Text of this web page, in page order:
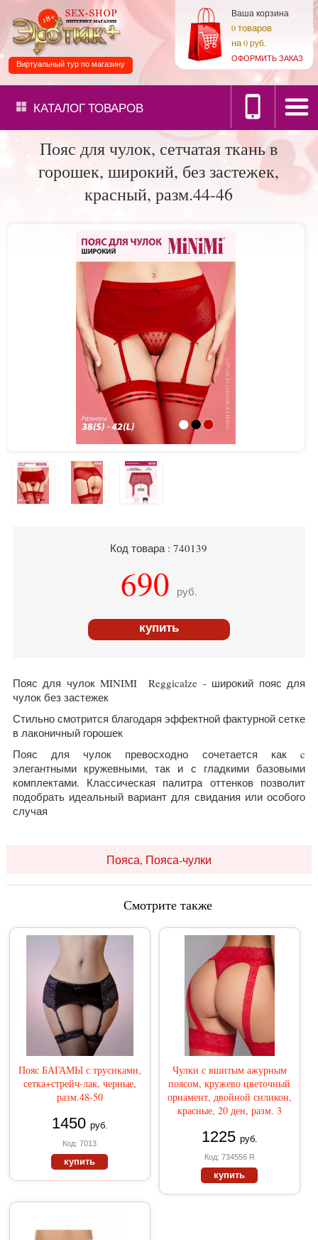
Ваша корзина
0товаров
на0 руб.
ОФОРМИТЬ ЗАКАЗ
Виртуальный тур по магазину
КАТАЛОГТОВАРОВ
Пояс для чулок, сетчатая ткань в
горошек, широкий, без застежек,
красный, разм.44-46
Код товара : 740139
690 руб.
купить
Пояс для чулок MINIMI Reggicalze - широкий пояс для
чулок без застежек
Стильно смотрится благодаря эффектной фактурной сетке
в лаконичный горошек
Пояс для чулок превосходно сочетается как c
элегантными кружевными, так и с гладкими базовыми
комплектами. Классическая палитра оттенков позволит
подобрать идеальный вариант для свидания или особого
случая
Пояса, Пояса-чулки
Смотрите также
Пояс БАГАМЫ с трусиками,
сетка+стрейч-лак, черные,
разм.48-50
1450 руб.
Код: 7013
купить
Чулки с вшитым ажурным
поясом, кружево цветочный
орнамент, двойной силикон,
красные, 20 ден, разм. 3
1225 руб.
Код: 734556 R
купить